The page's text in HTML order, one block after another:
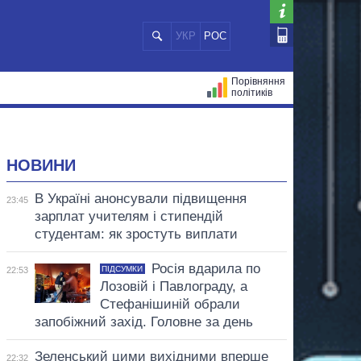
УКР РОС
Порівняння
політиків
НОВИНИ
23:45
В Україні анонсували підвищення
зарплат учителям і стипендій
студентам: як зростуть виплати
22:53 ПІДСУМКИ
Росія вдарила по
Лозовій і Павлограду, а
Стефанішиній обрали
запобіжний захід. Головне за день
22:32
Зеленський цими вихідними вперше